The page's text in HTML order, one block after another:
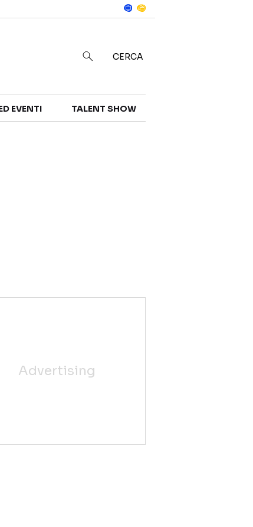
CERCA
EVENTI TALENT SHOW